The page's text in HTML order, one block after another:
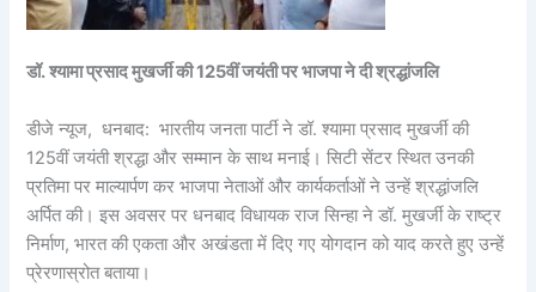
डॉ. श्यामा प्रसाद मुखर्जी की 125वीं जयंती पर भाजपा ने दी श्रद्धांजलि
डीजे न्यूज, धनबाद: भारतीय जनता पार्टी ने डॉ. श्यामा प्रसाद मुखर्जी की
125वीं जयंती श्रद्धा और सम्मान के साथ मनाई। सिटी सेंटर स्थित उनकी
प्रतिमा पर माल्यार्पण कर भाजपा नेताओं और कार्यकर्ताओं ने उन्हें श्रद्धांजलि
अर्पित की। इस अवसर पर धनबाद विधायक राज सिन्हा ने डॉ. मुखर्जी के राष्ट्र
निर्माण, भारत की एकता और अखंडता में दिए गए योगदान को याद करते हुए उन्हें
प्रेरणास्रोत बताया।